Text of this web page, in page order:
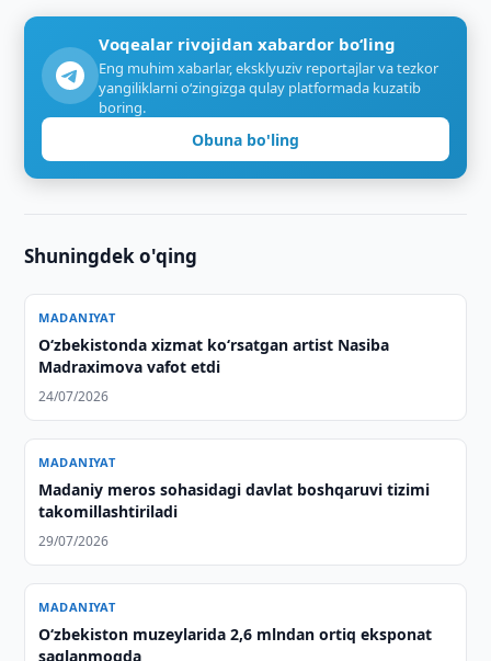
Voqealar rivojidan xabardor bo‘ling
Eng muhim xabarlar, eksklyuziv reportajlar va tezkor
yangiliklarni o‘zingizga qulay platformada kuzatib
boring.
Obuna bo'ling
Shuningdek o'qing
MADANIYAT
O‘zbekistonda xizmat ko‘rsatgan artist Nasiba
Madraximova vafot etdi
24/07/2026
MADANIYAT
Madaniy meros sohasidagi davlat boshqaruvi tizimi
takomillashtiriladi
29/07/2026
MADANIYAT
O‘zbekiston muzeylarida 2,6 mlndan ortiq eksponat
saqlanmoqda